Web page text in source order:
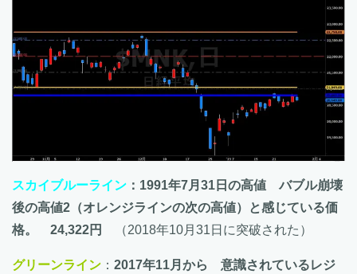
スカイブルーライン ：1991年7月31日の高値 バブル崩壊
後の高値2（オレンジラインの次の高値）と感じている価
格。 24,322円
（2018年10月31日に突破された）
グリーンライン ： 2017年11月から 意識されているレジ